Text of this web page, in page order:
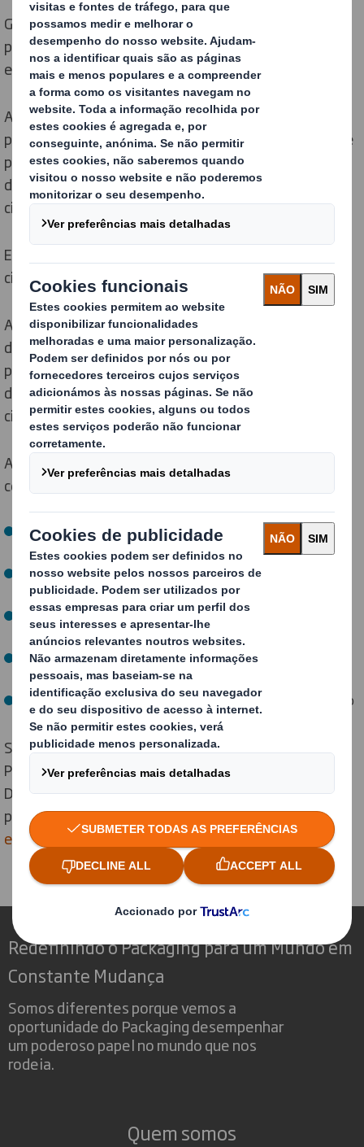
Graças à nossa experiência, produtos e serviços,
podemos ajudá-lo a enfrentar os seus desafios da
economia circular relacionados com packaging.
Ao aplicar os nossos Princípios de Design Circular no
processo de desenvolvimento, iremos criar soluções de
packaging que o ajudarão a cumprir os seus objetivos
de sustentabilidade e a preparar-se para a economia
circular.
E agora também pode medir o desempenho em
circularidade.
As nossas Métricas de Design Circular permitem ver o
desempenho em circularidade de cada design de
packaging, comparando o impacto das decisões de
desenvolvimento e impulsionando o desempenho em
circularidade.
Ajudamo-lo com soluções de packaging mais circulares
centrando-nos em cinco áreas:
Reciclabilidade: Fornecendo soluções de packaging à
base de fibra 100% reciclável
Otimização da fibra: Otimizando cada fibra para cada
cadeia de fornecimento
Substituição do plástico: Oferecendo soluções para
substituir os plásticos problemáticos
Reutilização: Aumentando a reutilização através de
novos designs e inovações
Ciclo fechado: Desenvolvendo soluções de ciclo fechado
Se estiver interessado em saber mais sobre os nossos
Princípios de Design Circular, as nossas Métricas de
Design Circular e como o podemos ajudar a preparar-se
para a economia circular com o nosso packaging,entre
em contacto connosco .
Redefinindo o Packaging para um Mundo em
Constante Mudança
Somos diferentes porque vemos a
oportunidade do Packaging desempenhar
um poderoso papel no mundo que nos
rodeia.
Quem somos